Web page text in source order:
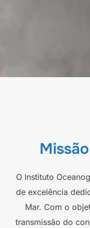
O Instituto
de excelência
Mar. Com o
transmissão do